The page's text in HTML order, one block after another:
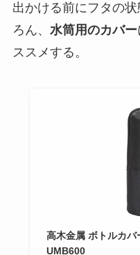
出かける前にフタの
ろん、 水筒用のカバー
ススメする。
高木金属 ボトルカ
UMB600